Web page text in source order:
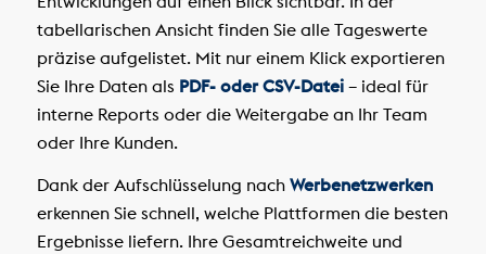
tabellarischen Ansicht finden Sie alle Tageswerte
präzise aufgelistet. Mit nur einem Klick exportieren
Sie Ihre Daten als PDF- oder CSV-Datei– ideal für
interne Reports oder die Weitergabe an Ihr Team
oder Ihre Kunden.
Dank der Aufschlüsselung nach Werbenetzwerken
erkennen Sie schnell, welche Plattformen die besten
Ergebnisse liefern. Ihre Gesamtreichweite und